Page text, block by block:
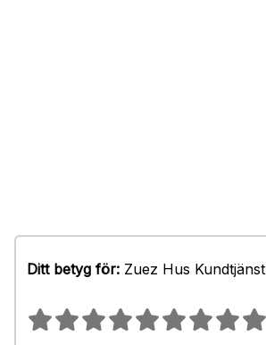
Ditt betyg för: Zuez Hus Kundtjänst